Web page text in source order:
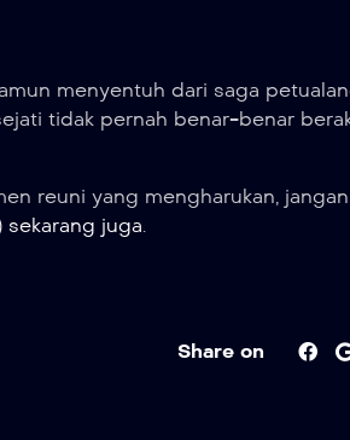
menyentuh dari saga
tidak pernah benar-benar
reuni yang mengharukan,
sekarang juga.
Share on